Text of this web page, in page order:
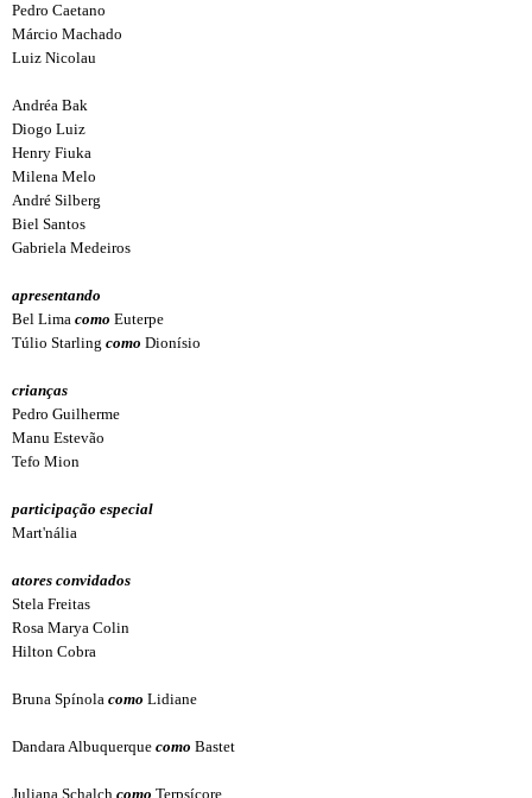
Pedro Caetano
Márcio Machado
Luiz Nicolau
Andréa Bak
Diogo Luiz
Henry Fiuka
Milena Melo
André Silberg
Biel Santos
Gabriela Medeiros
apresentando
Bel Lima como Euterpe
Túlio Starling como Dionísio
crianças
Pedro Guilherme
Manu Estevão
Tefo Mion
participação especial
Mart'nália
atores convidados
Stela Freitas
Rosa Marya Colin
Hilton Cobra
Bruna Spínola como Lidiane
Dandara Albuquerque como Bastet
Juliana Schalch como Terpsícore